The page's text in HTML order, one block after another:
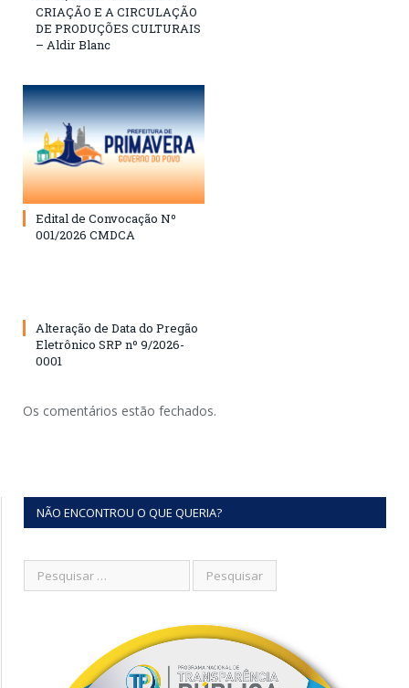
CRIAÇÃO E A CIRCULAÇÃO
DE PRODUÇÕES CULTURAIS
– Aldir Blanc
Edital de Convocação Nº
001/2026 CMDCA
Alteração de Data do Pregão
Eletrônico SRP nº 9/2026-
0001
Os comentários estão fechados.
NÃO ENCONTROU O QUE QUERIA?